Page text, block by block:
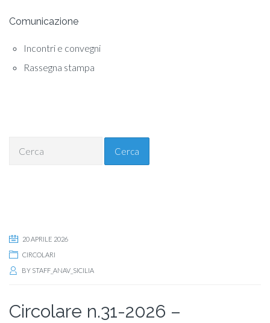
Comunicazione
Incontri e convegni
Rassegna stampa
Cerca
20 APRILE 2026
CIRCOLARI
BY STAFF_ANAV_SICILIA
Circolare n.31-2026 –